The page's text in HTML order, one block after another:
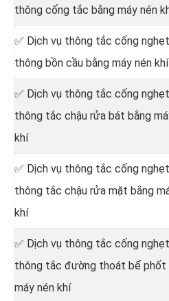
thông cống tắc bằng máy nén
✅ Dịch vụ thông tắc cống
thông bồn cầu bằng máy nén khí
✅ Dịch vụ thông tắc cống
thông tắc chậu rửa bát bằng
khí
✅ Dịch vụ thông tắc cống
thông tắc chậu rửa mặt bằng
khí
✅ Dịch vụ thông tắc cống
thông tắc đường thoát bể phốt
máy nén khí